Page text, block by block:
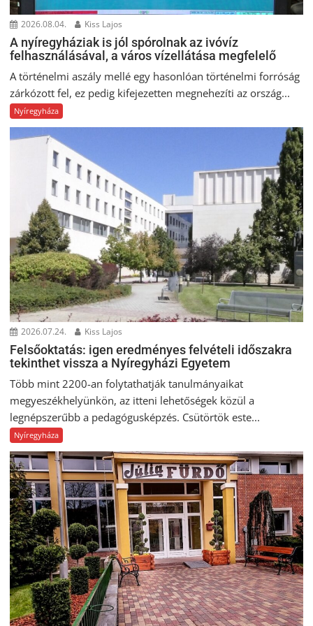
2026.08.04. Kiss Lajos
A nyíregyháziak is jól spórolnak az ivóvíz
felhasználásával, a város vízellátása megfelelő
A történelmi aszály mellé egy hasonlóan történelmi forróság
zárkózott fel, ez pedig kifejezetten megnehezíti az ország...
Nyíregyháza
2026.07.24. Kiss Lajos
Felsőoktatás: igen eredményes felvételi időszakra
tekinthet vissza a Nyíregyházi Egyetem
Több mint 2200-an folytathatják tanulmányaikat
megyeszékhelyünkön, az itteni lehetőségek közül a
legnépszerűbb a pedagógusképzés. Csütörtök este...
Nyíregyháza